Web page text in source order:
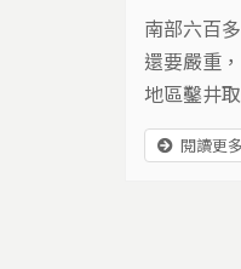
南部六百
還要嚴重
地區鑿井
新鑿14口
為水利署
閱讀更多